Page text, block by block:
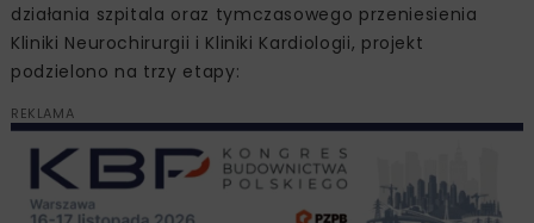
działania szpitala oraz tymczasowego przeniesienia
Kliniki Neurochirurgii i Kliniki Kardiologii, projekt
podzielono na trzy etapy:
REKLAMA